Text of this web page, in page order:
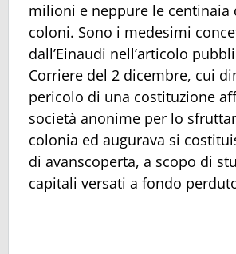
milioni e neppure le centinaia
coloni. Sono i medesimi
dall’Einaudi nell’articolo
Corriere del 2 dicembre, cui
pericolo di una costituzione
società anonime per lo
colonia ed augurava si
di avanscoperta, a scopo di
capitali versati a fondo